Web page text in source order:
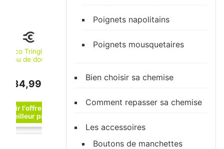
Keuco Tringle de
rideau de douche
134,99 €
Poignets napolitains
Poignets mousquetaires
Bien choisir sa chemise
Comment repasser sa chemise
Les accessoires
Boutons de manchettes